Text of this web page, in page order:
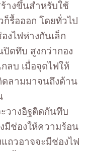
างขึ้นสำหรับใช้
ก็รื้อออก โดยทั่วไป
งไฟห่างกันเล็ก
ปิดทึบ สูงกว่ากอง
ลบ เมื่อจุดไฟให้
ลามมาจนถึงด้าน
วางอิฐติดกันทึบ
มีช่องให้ความร้อน
ถวอาจจะมีช่องไฟ